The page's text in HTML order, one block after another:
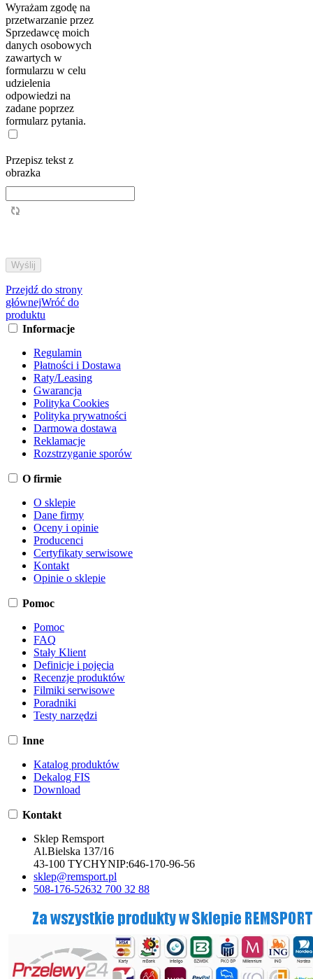
Wyrażam zgodę na
przetwarzanie przez
Sprzedawcę moich
danych osobowych
zawartych w
formularzu w celu
udzielenia
odpowiedzi na
zadane poprzez
formularz pytania.
Przepisz tekst z
obrazka
Przejdź do strony
głównejWróć do
produktu
Informacje
Regulamin
Płatności i Dostawa
Raty/Leasing
Gwarancja
Polityka Cookies
Polityka prywatności
Darmowa dostawa
Reklamacje
Rozstrzyganie sporów
O firmie
O sklepie
Dane firmy
Oceny i opinie
Producenci
Certyfikaty serwisowe
Kontakt
Opinie o sklepie
Pomoc
Pomoc
FAQ
Stały Klient
Definicje i pojęcia
Recenzje produktów
Filmiki serwisowe
Poradniki
Testy narzędzi
Inne
Katalog produktów
Dekalog FIS
Download
Kontakt
Sklep Remsport
Al.Bielska 137/16
43-100 TYCHYNIP:646-170-96-56
sklep@remsport.pl
508-176-52632 700 32 88